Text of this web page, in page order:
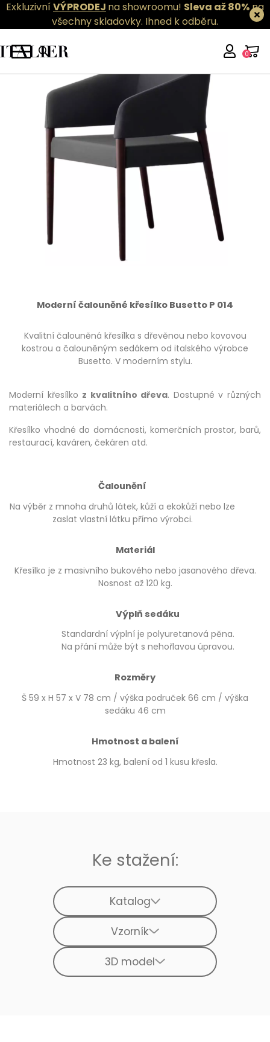
ExkluzivníVÝPRODEJ na showroomu! Sleva až 80%na
všechny skladovky. Ihned k odběru.
0
Moderní čalouněné křesílko Busetto P 014
Kvalitní čalouněná křesílka s dřevěnou nebo kovovou
kostrou a čalouněným sedákem od italského výrobce
Busetto. V moderním stylu.
Moderní křesílko z kvalitního dřeva. Dostupné v různých
materiálech a barvách.
Křesílko vhodné do domácnosti, komerčních prostor, barů,
restaurací, kaváren, čekáren atd.
Čalounění
Na výběr z mnoha druhů látek, kůží a ekokůží nebo lze
zaslat vlastní látku přímo výrobci.
Materiál
Křesílko je z masivního bukového nebo jasanového dřeva.
Nosnost až 120 kg.
Výplň sedáku
Standardní výplní je polyuretanová pěna.
Na přání může být s nehořlavou úpravou.
Rozměry
Š 59 x H 57 x V 78 cm / výška područek 66 cm / výška
sedáku 46 cm
Hmotnost a balení
Hmotnost 23 kg, balení od 1 kusu křesla.
Ke stažení:
Katalog
Vzorník
3D model